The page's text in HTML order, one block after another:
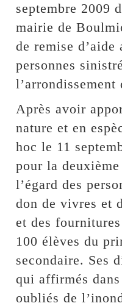
septembre 2009
mairie de
de remise
personnes
Après avoir
nature et en
hoc le 11
pour la
l’égard des
don de vivres et
et des
100 élèves du
secondaire. Ses
qui affirmés
oubliés de